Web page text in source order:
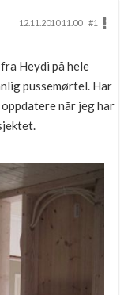
12.11.2010 11.00
#1
Heydi på hele
pussemørtel. Har
når jeg har